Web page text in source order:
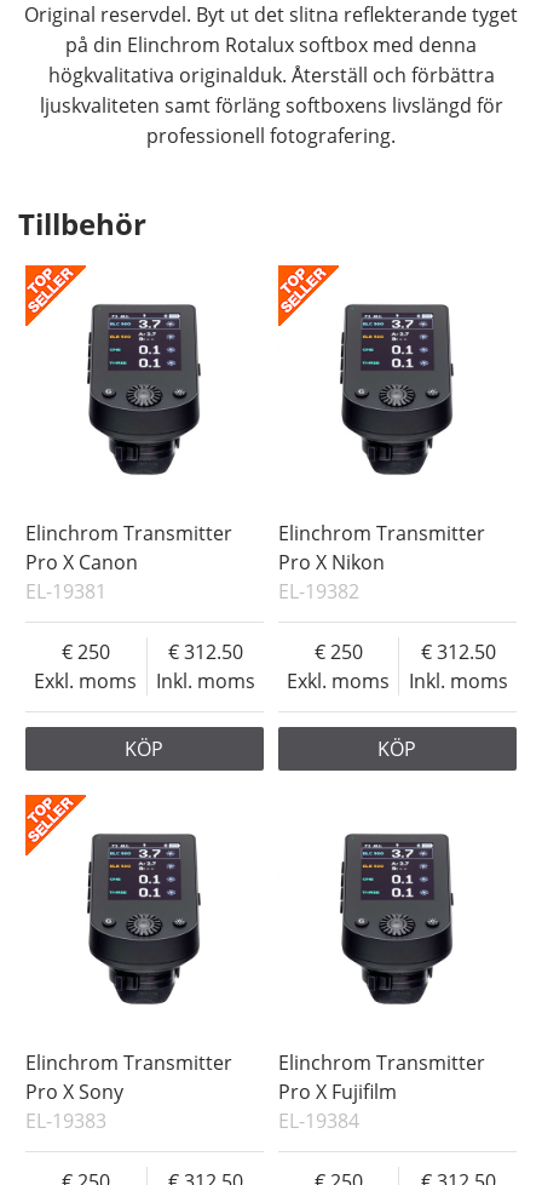
Original reservdel. Byt ut det slitna reflekterande tyget
på din Elinchrom Rotalux softbox med denna
högkvalitativa originalduk. Återställ och förbättra
ljuskvaliteten samt förläng softboxens livslängd för
professionell fotografering.
Tillbehör
Elinchrom Transmitter
Pro X Canon
EL-19381
Exkl. moms
250
Inkl. moms
312.50
KÖP
Elinchrom Transmitter
Pro X Nikon
EL-19382
Exkl. moms
250
Inkl. moms
312.50
KÖP
Elinchrom Transmitter
Pro X Sony
EL-19383
Elinchrom Transmitter
Pro X Fujifilm
EL-19384